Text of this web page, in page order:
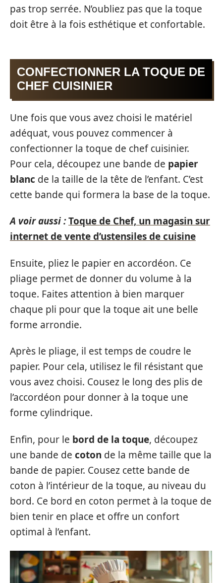
pas trop serrée. N’oubliez pas que la toque
doit être à la fois esthétique et confortable.
CONFECTIONNER LA TOQUE DE
CHEF CUISINIER
Une fois que vous avez choisi le matériel
adéquat, vous pouvez commencer à
confectionner la toque de chef cuisinier.
Pour cela, découpez une bande de papier
blanc de la taille de la tête de l’enfant. C’est
cette bande qui formera la base de la toque.
A voir aussi :Toque de Chef, un magasin sur
internet de vente d’ustensiles de cuisine
Ensuite, pliez le papier en accordéon. Ce
pliage permet de donner du volume à la
toque. Faites attention à bien marquer
chaque pli pour que la toque ait une belle
forme arrondie.
Après le pliage, il est temps de coudre le
papier. Pour cela, utilisez le fil résistant que
vous avez choisi. Cousez le long des plis de
l’accordéon pour donner à la toque une
forme cylindrique.
Enfin, pour le bord de la toque, découpez
une bande de coton de la même taille que la
bande de papier. Cousez cette bande de
coton à l’intérieur de la toque, au niveau du
bord. Ce bord en coton permet à la toque de
bien tenir en place et offre un confort
optimal à l’enfant.